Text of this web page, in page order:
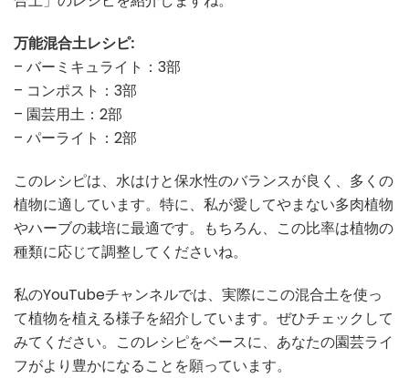
万能混合土レシピ:
– バーミキュライト：3部
– コンポスト：3部
– 園芸用土：2部
– パーライト：2部
このレシピは、水はけと保水性のバランスが良く、多くの
植物に適しています。特に、私が愛してやまない多肉植物
やハーブの栽培に最適です。もちろん、この比率は植物の
種類に応じて調整してくださいね。
私のYouTubeチャンネルでは、実際にこの混合土を使っ
て植物を植える様子を紹介しています。ぜひチェックして
みてください。このレシピをベースに、あなたの園芸ライ
フがより豊かになることを願っています。